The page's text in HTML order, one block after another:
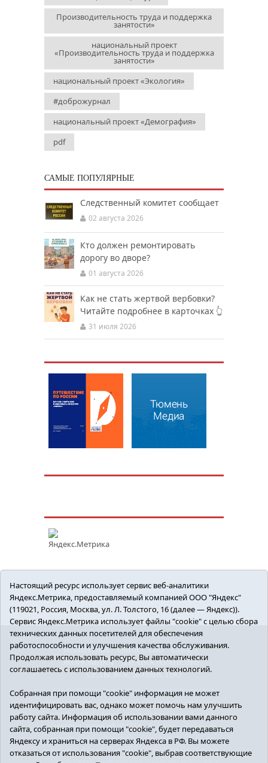
Производительность труда и поддержка
занятости»
национальный проект
«Производительность труда и поддержка
занятости»
национальный проект «Экология»
#доброжурнал
национальный проект «Демография»
pdf
САМЫЕ ПОПУЛЯРНЫЕ
Следственный комитет сообщает
02 августа 2026
Кто должен ремонтировать
дорогу во дворе?
01 августа 2026
Как не стать жертвой вербовки?
Читайте подробнее в карточках 👆
31 июля 2026
ПОЛИТИКА ОБЩЕСТВО
СПОРТ
ЭКОНОМИКА
ЗДРАВООХРАНЕНИЕ
СЕЛЬСКОЕ ХОЗЯЙСТВО
12+ © 2018 Armizon72.ру. Главный редактор:
Мелешко Владимир Михайлович. Учредитель:
АНО «ИИЦ «Армизонский вестник». E-mail:
armizon_gazeta@obl72.ruРегистрационный
номер СМИ ЭЛ № ФС77-66939 от 25.08.2016 г.
выдано Федеральной службой по надзору в
Настоящий ресурс использует сервис веб-аналитики
Яндекс.Метрика, предоставляемый компанией ООО "Яндекс"
(119021, Россия, Москва, ул. Л. Толстого, 16 (далее — Яндекс)).
Сервис Яндекс.Метрика использует файлы "cookie" с целью сбора
технических данных посетителей для обеспечения
работоспособности и улучшения качества обслуживания.
Продолжая использовать ресурс, Вы автоматически
соглашаетесь с использованием данных технологий.
Собранная при помощи "cookie" информация не может
идентифицировать вас, однако может помочь нам улучшить
работу сайта. Информация об использовании вами данного
сайта, собранная при помощи "cookie", будет передаваться
Яндексу и храниться на серверах Яндекса в РФ. Вы можете
отказаться от использования "cookie", выбрав соответствующие